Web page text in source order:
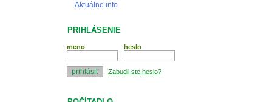
Aktuálne info
PRIHLÁSENIE
meno heslo
Zabudli ste heslo?